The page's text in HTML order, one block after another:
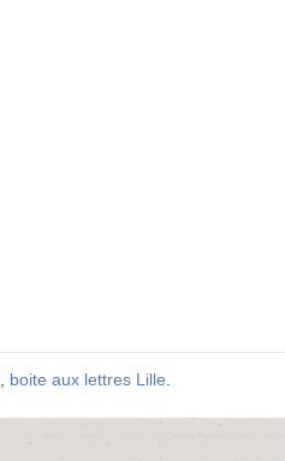
, boite aux lettres Lille.